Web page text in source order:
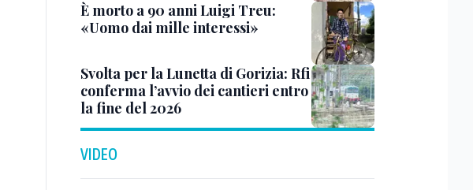
È morto a 90 anni Luigi Treu:
«Uomo dai mille interessi»
Svolta per la Lunetta di Gorizia: Rfi
conferma l’avvio dei cantieri entro
la fine del 2026
VIDEO